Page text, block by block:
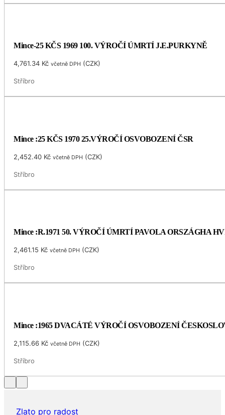
Mince-25 KČS 1969 100. VÝROČÍ ÚMRTÍ J.E.PURKYNĚ
4,761.34 Kč včetně DPH (CZK)
Stříbro
Mince :25 KČS 1970 25.VÝROČÍ OSVOBOZENÍ ČSR
2,452.40 Kč včetně DPH (CZK)
Stříbro
Mince :R.1971 50. VÝROČÍ ÚMRTÍ PAVOLA ORSZÁGHA
2,461.15 Kč včetně DPH (CZK)
Stříbro
Mince :1965 DVACÁTÉ VÝROČÍ OSVOBOZENÍ
2,115.66 Kč včetně DPH (CZK)
Stříbro
Zlato pro radost